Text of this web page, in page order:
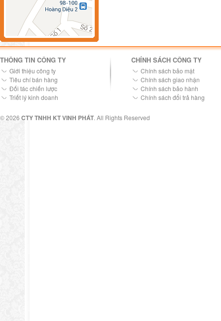
THÔNG TIN CÔNG TY
Giới thiệu công ty
Tiêu chí bán hàng
Đối tác chiến lược
Triết lý kinh doanh
CHÍNH SÁCH CÔNG TY
Chính sách bảo mật
Chính sách giao nhận
Chính sách bảo hành
Chính sách đổi trả hàng
© 2026 CTY TNHH KT VINH PHÁT. All Rights Reserved